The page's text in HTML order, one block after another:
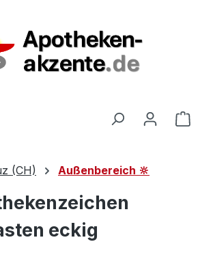
(CH) Außenbereich 🔆
eckig